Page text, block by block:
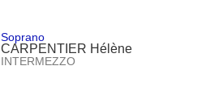
Soprano
CARPENTIER Hélène
INTERMEZZO